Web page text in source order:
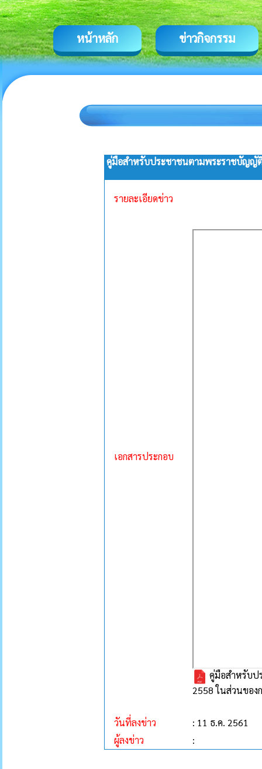
หน้าหลัก ข่าวกิจกรรม
คู่มือสำหรับประชาชนตามพระราชบัญญัติ
รายละเอียดข่าว
เอกสารประกอบ
คู่มือสำหรับป
2558 ในส่วนขอ
วันที่ลงข่าว
: 11 ธ.ค. 2561
ผู้ลงข่าว
: